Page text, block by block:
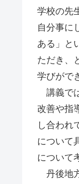
学校の先
自分事に
ある」と
ただき、
学びがで
講義で
改善や指
し合われ
について
について
丹後地